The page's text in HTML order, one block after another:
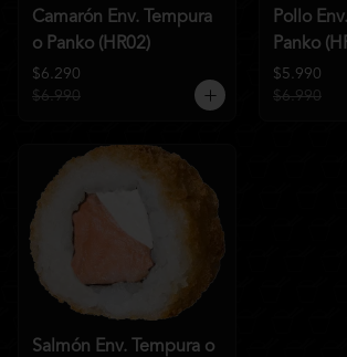
Camarón Env. Tempura
o Panko (HR02)
$6.290
$6.990
Pollo
Panko
$5.990
$6.990
Salmón Env. Tempura o